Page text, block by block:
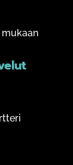
mukaan